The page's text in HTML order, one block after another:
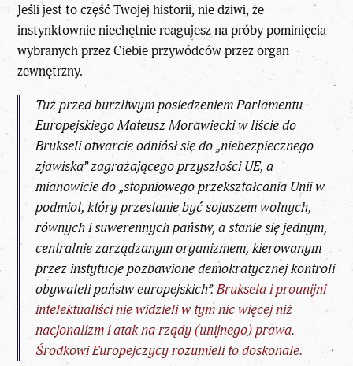
Jeśli jest to część Twojej historii, nie dziwi, że
instynktownie niechętnie reagujesz na próby pominięcia
wybranych przez Ciebie przywódców przez organ
zewnętrzny.
Tuż przed burzliwym posiedzeniem Parlamentu
Europejskiego Mateusz Morawiecki w liście do
Brukseli otwarcie odniósł się do „niebezpiecznego
zjawiska” zagrażającego przyszłości UE, a
mianowicie do „stopniowego przekształcania Unii w
podmiot, który przestanie być sojuszem wolnych,
równych i suwerennych państw, a stanie się jednym,
centralnie zarządzanym organizmem, kierowanym
przez instytucje pozbawione demokratycznej kontroli
obywateli państw europejskich”.Bruksela i prounijni
intelektualiści nie widzieli w tym nic więcej niż
nacjonalizm i atak na rządy (unijnego) prawa.
Środkowi Europejczycy rozumieli to doskonale.